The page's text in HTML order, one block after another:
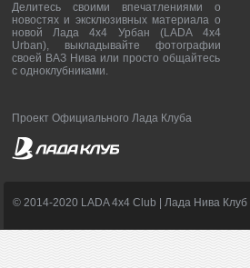
Делитесь своими впечатлениями о
новостях и эксклюзивных материала о
новой Лада 4х4 Урбан (LADA 4x4
Urban), выкладывайте фотографии
своей ВАЗ Нива или просто общайтесь
с одноклубниками.
Проект Официального Лада Клуба
© 2014-2020 LADA 4x4 Club | Лада Нива Клуб |